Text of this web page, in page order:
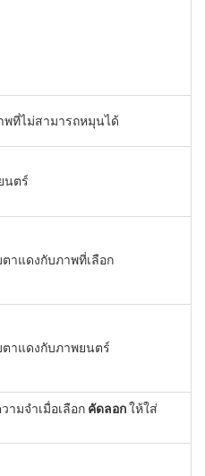
ที่ไม่สามารถหมุนได้
นตร์
าแดงกับภาพที่เลือก
าแดงกับภาพยนตร์
ามจำเมื่อเลือก คัดลอกให้ใส่